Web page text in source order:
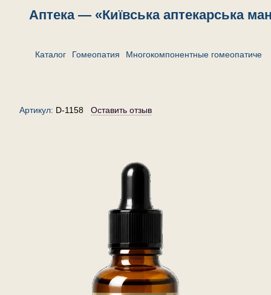
Аптека — «Київська аптекарська
Каталог Гомеопатия Многокомпонентные
Артикул: D-1158 Оставить отзыв